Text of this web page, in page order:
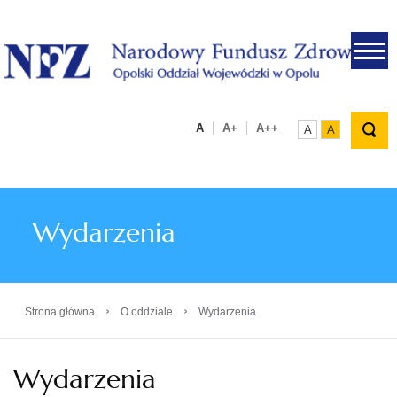
.
A A+ A++ A A
Wydarzenia
Strona główna › O oddziale › Wydarzenia
Wydarzenia